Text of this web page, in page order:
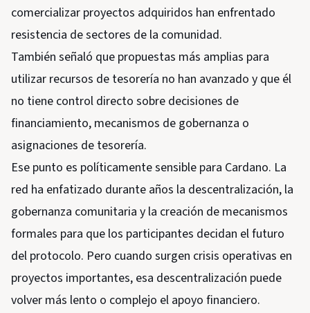
comercializar proyectos adquiridos han enfrentado
resistencia de sectores de la comunidad.
También señaló que propuestas más amplias para
utilizar recursos de tesorería no han avanzado y que él
no tiene control directo sobre decisiones de
financiamiento, mecanismos de gobernanza o
asignaciones de tesorería.
Ese punto es políticamente sensible para Cardano. La
red ha enfatizado durante años la descentralización, la
gobernanza comunitaria y la creación de mecanismos
formales para que los participantes decidan el futuro
del protocolo. Pero cuando surgen crisis operativas en
proyectos importantes, esa descentralización puede
volver más lento o complejo el apoyo financiero.